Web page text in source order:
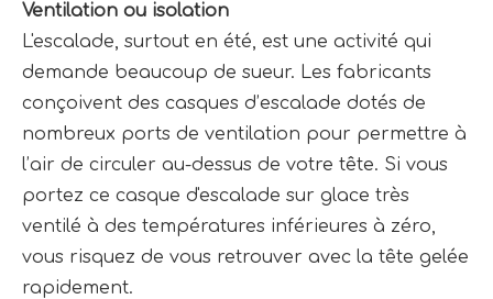
Ventilation ou isolation
L'escalade, surtout en été, est une activité qui
demande beaucoup de sueur. Les fabricants
conçoivent des casques d’escalade dotés de
nombreux ports de ventilation pour permettre à
l’air de circuler au-dessus de votre tête. Si vous
portez ce casque d'escalade sur glace très
ventilé à des températures inférieures à zéro,
vous risquez de vous retrouver avec la tête gelée
rapidement.